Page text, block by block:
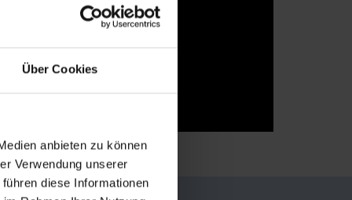
Über Cookies
anbieten zu können
Verwendung unserer
diese Informationen